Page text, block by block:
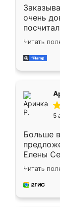
очень
делу со
за день,
Читать
5
Больше
Елены
для
Читать